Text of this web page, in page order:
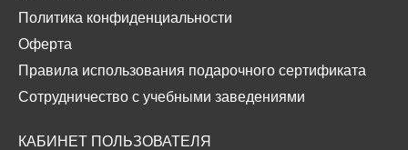
Политика конфиденциальности
Оферта
Правила использования подарочного сертификата
Сотрудничество с учебными заведениями
КАБИНЕТ ПОЛЬЗОВАТЕЛЯ